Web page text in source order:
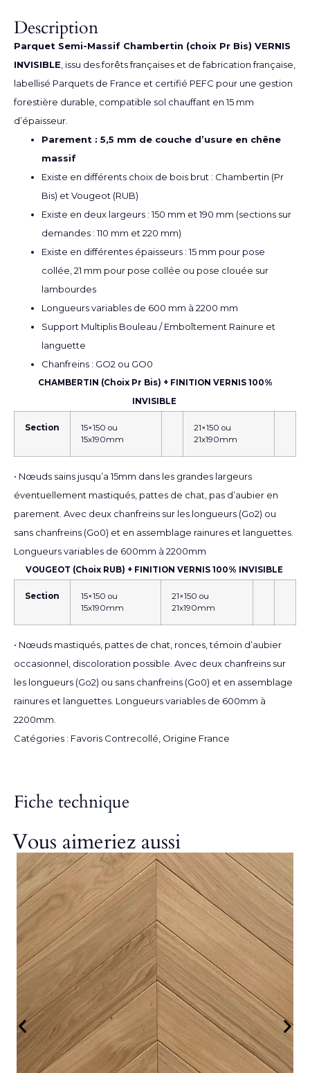
Description
Parquet Semi-Massif Chambertin (choix Pr Bis) VERNIS
INVISIBLE , issu des forêts françaises et de fabrication française,
labellisé Parquets de France et certifié PEFC pour une gestion
forestière durable, compatible sol chauffant en 15 mm
d’épaisseur.
Parement : 5,5 mm de couche d’usure en chêne
massif
Existe en différents choix de bois brut : Chambertin (Pr
Bis) et Vougeot (RUB)
Existe en deux largeurs : 150 mm et 190 mm (sections sur
demandes : 110 mm et 220 mm)
Existe en différentes épaisseurs : 15 mm pour pose
collée, 21 mm pour pose collée ou pose clouée sur
lambourdes
Longueurs variables de 600 mm à 2200 mm
Support Multiplis Bouleau / Emboîtement Rainure et
languette
Chanfreins : GO2 ou GO0
CHAMBERTIN (Choix Pr Bis) + FINITION VERNIS 100%
INVISIBLE
Section
15×150 ou
15x190mm
21×150 ou
21x190mm
• Nœuds sains jusqu’a 15mm dans les grandes largeurs
éventuellement mastiqués, pattes de chat, pas d’aubier en
parement. Avec deux chanfreins sur les longueurs (Go2) ou
sans chanfreins (Go0) et en assemblage rainures et languettes.
Longueurs variables de 600mm à 2200mm
VOUGEOT (Choix RUB) + FINITION VERNIS 100% INVISIBLE
Section
15×150 ou
15x190mm
21×150 ou
21x190mm
• Nœuds mastiqués, pattes de chat, ronces, témoin d’aubier
occasionnel, discoloration possible. Avec deux chanfreins sur
les longueurs (Go2) ou sans chanfreins (Go0) et en assemblage
rainures et languettes. Longueurs variables de 600mm à
2200mm.
Catégories : Favoris Contrecollé Origine France
Fiche technique
Vous aimeriez aussi